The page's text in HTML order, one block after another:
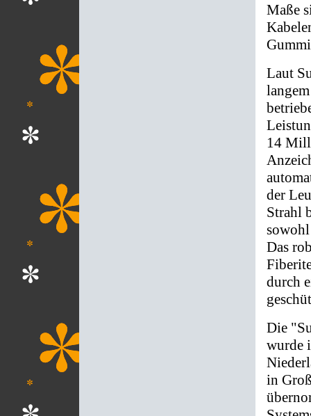
Maße
Laut
14
der
Strahl
Das
durch
Die
wurde
in